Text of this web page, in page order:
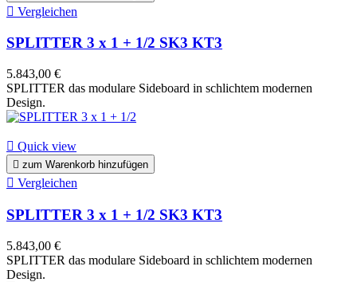
 Vergleichen
SPLITTER 3 x 1 + 1/2 SK3 KT3
5.843,00 €
SPLITTER das modulare Sideboard in schlichtem modernen
Design.
 Quick view
 zum Warenkorb hinzufügen
 Vergleichen
SPLITTER 3 x 1 + 1/2 SK3 KT3
5.843,00 €
SPLITTER das modulare Sideboard in schlichtem modernen
Design.